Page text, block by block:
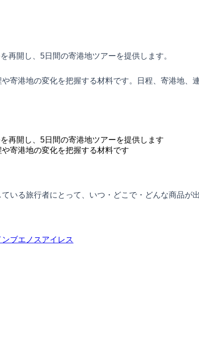
再開し、5日間の寄港地ツアーを提供します。
寄港地の変化を把握する材料です。日程、寄港地
再開し、5日間の寄港地ツアーを提供します
寄港地の変化を把握する材料です
いる旅行者にとって、いつ・どこで・どんな商品が
ンブエノスアイレス